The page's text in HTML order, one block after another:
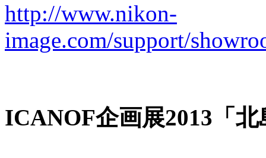
http://www.nikon-
image.com/support/
ICANOF企画展2013「